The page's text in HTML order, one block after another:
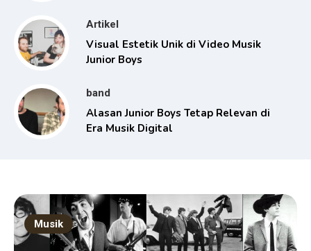
Artikel
Visual Estetik Unik di Video Musik
Junior Boys
band
Alasan Junior Boys Tetap Relevan di
Era Musik Digital
Musik